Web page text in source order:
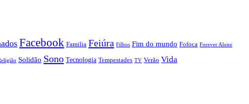
Facebook Familia Feiúra Filhos Fim do mundo Fofoca Forever Alone
Solidão Sono Tecnologia Tempestades TV Verão Vida